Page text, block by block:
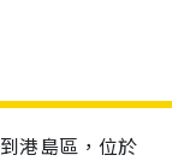
港島區，位於